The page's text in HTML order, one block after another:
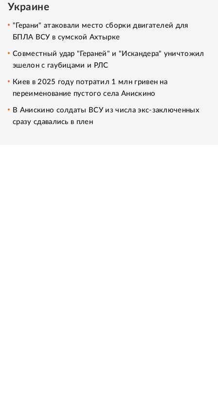
Украине
"Герани" атаковали место сборки двигателей для
БПЛА ВСУ в сумской Ахтырке
Совместный удар "Гераней" и "Искандера" уничтожил
эшелон с гаубицами и РЛС
Киев в 2025 году потратил 1 млн гривен на
переименование пустого села Анискино
В Анискино солдаты ВСУ из числа экс-заключенных
сразу сдавались в плен